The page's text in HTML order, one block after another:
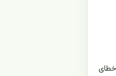
احتمال خطای